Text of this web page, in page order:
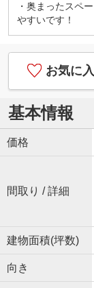
・奥まったスペ
やすいです！
お気に
基本情報
価格
間取り / 詳細
建物面積(坪数)
向き